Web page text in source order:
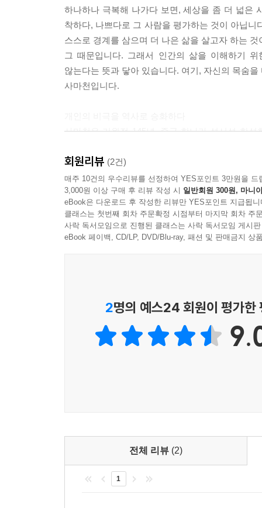
하나하나 극복해 나가다 보면, 세상을 좀 더 넓은
착하다, 나쁘다로 그 사람을 평가하는 것이 아닙
스스로 경계를 삼으며 더 나은 삶을 살고자 하는
그 때문입니다. 그래서 인간의 삶을 이해하기
않는다는 뜻과 닿아 있습니다. 여기, 자신의 목숨
사마천입니다.
사마천은 기원전 145년, 중국 한나라 섬서성 한
모으며 역사를 기록하기 시작했습니다. 그러던 중
더 치욕스러운 형벌로 여겨졌습니다. 하지만
결심합니다. 고통스러운 나날들을 견디며 사마
마찬가지로, 암울한 시대에 비극적인 현실을 견
나간 인물들도 있었지만, 뼈아픈 실패를 맛본
역사적 의미를 찾고 그 삶을 기록하기 시작했습
인간 중심의 역사서 《사기열전》
《사기》는 중국 상고시대부터 사마천이 살았던
〈세가〉, 〈표〉, 〈서〉, 〈열전〉까지 총 130
편은 왕이나 제후, 귀족같이 지위가 높은 인물들
여러 에피소드에 걸쳐 등장합니다. 여기에는 온
사회의 모습이 오롯이 담겨 있습니다. 이러한 특
살아 있는 ‘인간에 대한 백과사전’이라 할 수
회원리뷰 (2건)
매주 10건의 우수리뷰를 선정하여 YES포인트 3만원을 드
3,000원 이상 구매 후 리뷰 작성 시 일반회원 300원, 마니
eBook은 다운로드 후 작성한 리뷰만 YES포인트 지급됩니
클래스는 첫번째 회차 주문확정 시점부터 마지막 회차 주
사락 독서모임으로 진행된 클래스는 사락 독서모임 게시
eBook 페이백, CD/LP, DVD/Blu-ray, 패션 및 판매금지 상
2명의 예스24 회원이 평가한
전체 리뷰 (2)
1